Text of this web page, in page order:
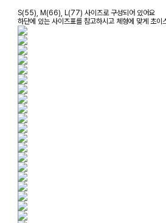
S(55), M(66), L(77) 사이즈로 구성되어 있어요
하단에 있는 사이즈표를 참고하시고 체형에 맞게 초이